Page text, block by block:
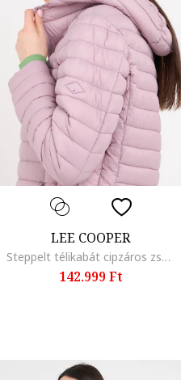
LEE COOPER
Steppelt télikabát cipzáros zsebekkel, Halványlila
142.999 Ft